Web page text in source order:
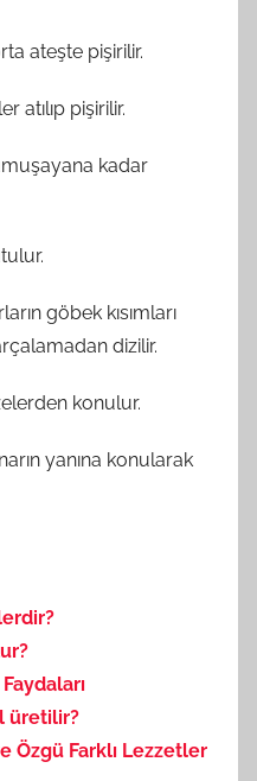
ateşte pişirilir.
atılıp pişirilir.
kadar
göbek kısımları
dizilir.
konulur.
yanına konularak
üretilir?
Özgü Farklı Lezzetler